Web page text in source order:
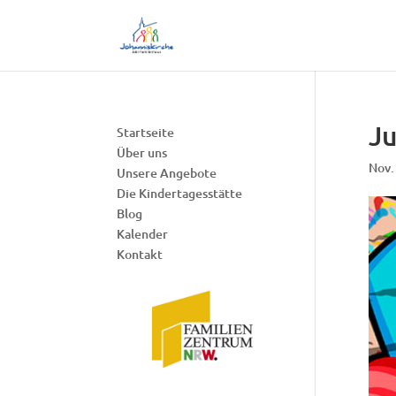
Startseite
Über uns
Unsere Angebote
Die Kindertagesstätte
Blog
Kalender
Kontakt